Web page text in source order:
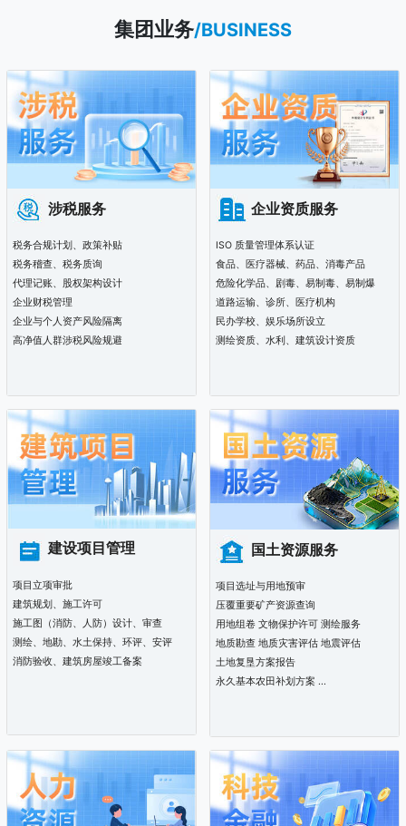
集团业务/BUSINESS
涉税服务
税务合规计划、政策补贴
税务稽查、税务质询
代理记账、股权架构设计
企业财税管理
企业与个人资产风险隔离
高净值人群涉税风险规避
企业资质服务
ISO 质量管理体系认证
食品、医疗器械、药品、消毒产品
危险化学品、剧毒、易制毒、易制爆
道路运输、诊所、医疗机构
民办学校、娱乐场所设立
测绘资质、水利、建筑设计资质
建设项目管理
项目立项审批
建筑规划、施工许可
施工图（消防、人防）设计、审查
测绘、地勘、水土保持、环评、安评
消防验收、建筑房屋竣工备案
国土资源服务
项目选址与用地预审
压覆重要矿产资源查询
用地组卷 文物保护许可 测绘服务
地质勘查 地质灾害评估 地震评估
土地复垦方案报告
永久基本农田补划方案 ...